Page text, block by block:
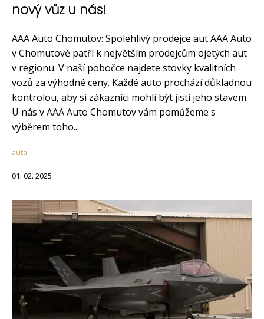
nový vůz u nás!
AAA Auto Chomutov: Spolehlivý prodejce aut AAA Auto
v Chomutově patří k největším prodejcům ojetých aut
v regionu. V naší pobočce najdete stovky kvalitních
vozů za výhodné ceny. Každé auto prochází důkladnou
kontrolou, aby si zákazníci mohli být jistí jeho stavem.
U nás v AAA Auto Chomutov vám pomůžeme s
výběrem toho...
auta
01. 02. 2025